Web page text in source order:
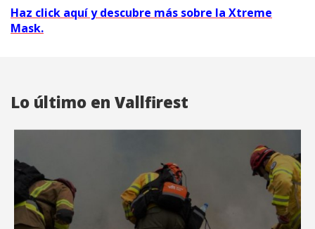
Haz click aquí y descubre más sobre la Xtreme
Mask.
Lo último en Vallfirest